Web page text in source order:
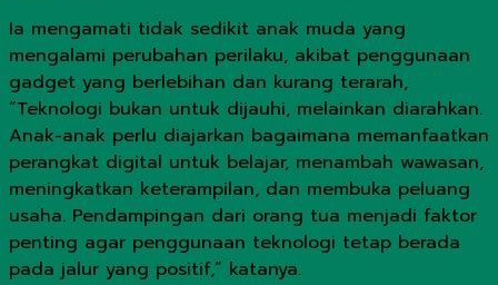
Ia mengamati tidak sedikit anak muda yang
mengalami perubahan perilaku, akibat penggunaan
gadget yang berlebihan dan kurang terarah,
“Teknologi bukan untuk dijauhi, melainkan diarahkan.
Anak-anak perlu diajarkan bagaimana memanfaatkan
perangkat digital untuk belajar, menambah wawasan,
meningkatkan keterampilan, dan membuka peluang
usaha. Pendampingan dari orang tua menjadi faktor
penting agar penggunaan teknologi tetap berada
pada jalur yang positif,” katanya.